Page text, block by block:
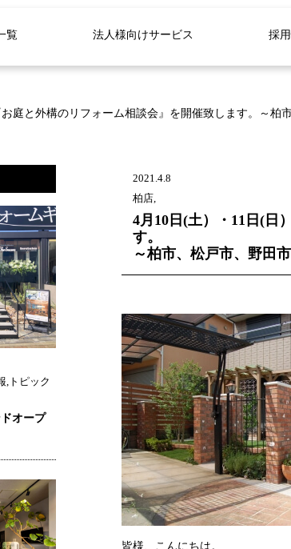
覧 法人様向けサービス 採
庭と外構のリフォーム相談会』を開催致します。～柏
2021.4.8
柏店,
4月10日(土）・11日(日
す。
～柏市、松戸市、野田
皆様、こんにちは。
,トピック
オープ